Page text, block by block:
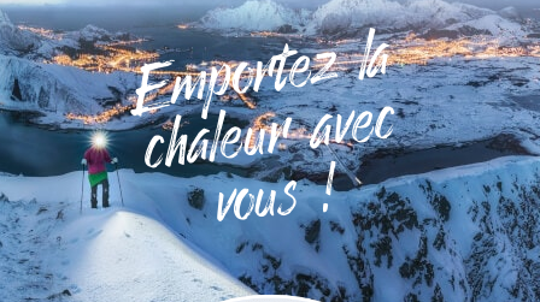
E
m
p
ort
e
z
l
a
c
h
al
e
u
r
av
e
c
v
o
us
!